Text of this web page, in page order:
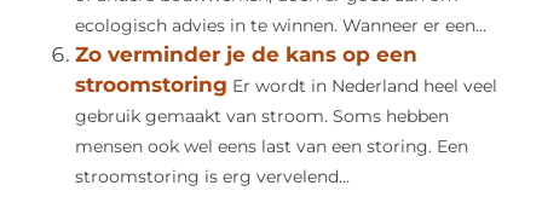
ecologisch advies in te winnen. Wanneer er een...
Zo verminder je de kans op een
stroomstoring Er wordt in Nederland heel veel
gebruik gemaakt van stroom. Soms hebben
mensen ook wel eens last van een storing. Een
stroomstoring is erg vervelend...